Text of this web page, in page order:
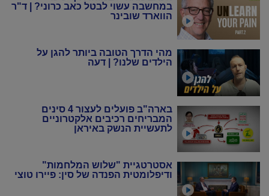
במחשבה עשוי לבטל כאב כרוני? | ד"ר
הווארד שובינר
מהי הדרך הטובה ביותר להגן על
הילדים שלנו? | דעה
בארה"ב פועלים לעצור 4 סינים
המבריחים רכיבים אלקטרוניים
לתעשיית הנשק באיראן
אסטרטגיית "שלוש המלחמות"
ודיפלומטית הפנדה של סין: פיירו טוצי